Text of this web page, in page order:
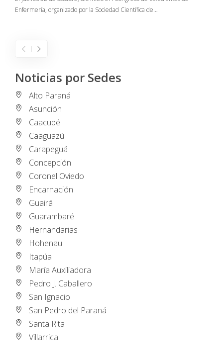
Enfermería, organizado por la Sociedad Científica de…
Noticias por Sedes
Alto Paraná
Asunción
Caacupé
Caaguazú
Carapeguá
Concepción
Coronel Oviedo
Encarnación
Guairá
Guarambaré
Hernandarias
Hohenau
Itapúa
María Auxiliadora
Pedro J. Caballero
San Ignacio
San Pedro del Paraná
Santa Rita
Villarrica